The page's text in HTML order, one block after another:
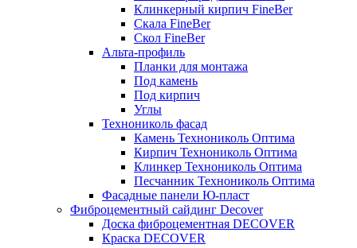
Клинкерный кирпич FineBer
Скала FineBer
Скол FineBer
Альта-профиль
Планки для монтажа
Под камень
Под кирпич
Углы
Технониколь фасад
Камень Технониколь Оптима
Кирпич Технониколь Оптима
Клинкер Технониколь Оптима
Песчанник Технониколь Оптима
Фасадные панели Ю-пласт
Фиброцементный сайдинг Decover
Доска фиброцементная DECOVER
Краска DECOVER